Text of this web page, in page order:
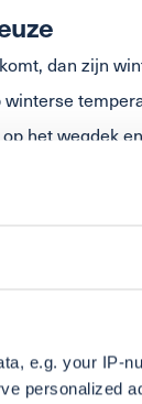
e.g. your IP-
personalized
dan zijn
het wegdek
voor een
je banden?